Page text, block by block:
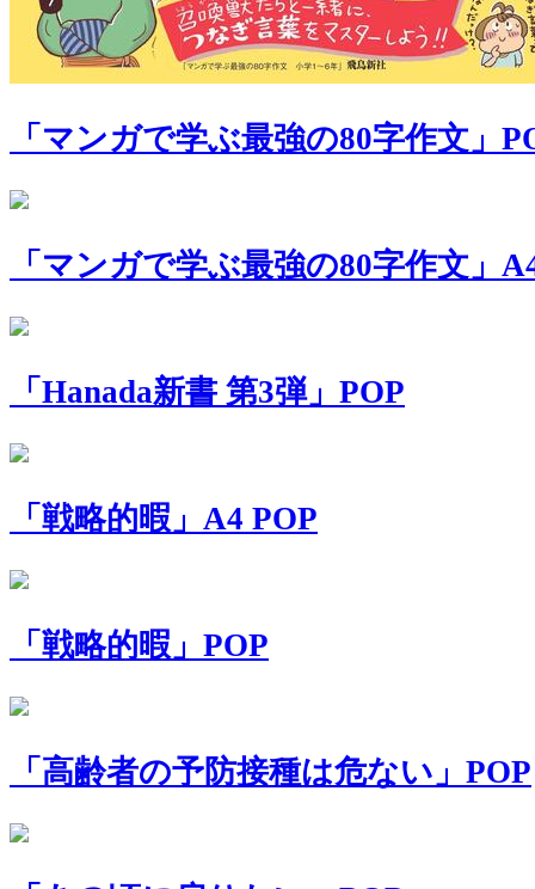
「マンガで学ぶ最強の80字作文」
「マンガで学ぶ最強の80字作文」
「Hanada新書 第3弾」POP
「戦略的暇」A4 POP
「戦略的暇」POP
「高齢者の予防接種は危ない」POP